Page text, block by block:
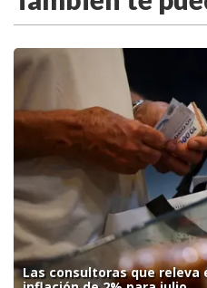
Las consultoras que releva